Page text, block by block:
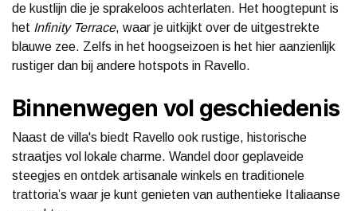
de kustlijn die je sprakeloos achterlaten. Het hoogtepunt is
het Infinity Terrace, waar je uitkijkt over de uitgestrekte
blauwe zee. Zelfs in het hoogseizoen is het hier aanzienlijk
rustiger dan bij andere hotspots in Ravello.
Binnenwegen vol geschiedenis
Naast de villa's biedt Ravello ook rustige, historische
straatjes vol lokale charme. Wandel door geplaveide
steegjes en ontdek artisanale winkels en traditionele
trattoria’s waar je kunt genieten van authentieke Italiaanse